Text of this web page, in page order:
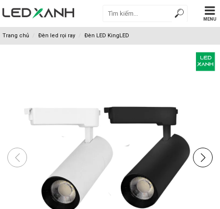
MENU
Trang chủ Đèn led rọi ray Đèn LED KingLED